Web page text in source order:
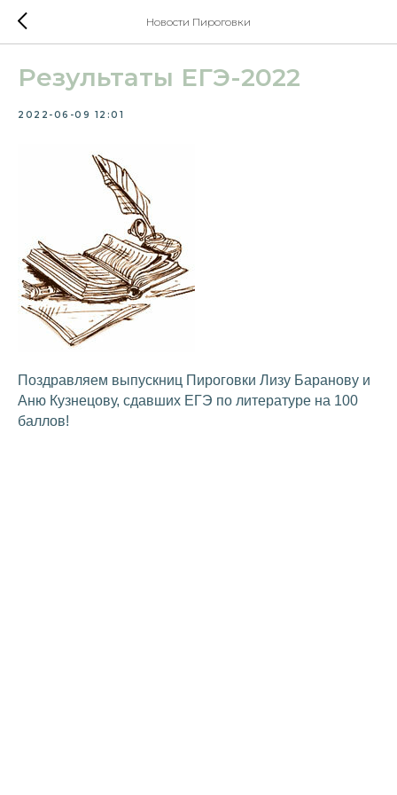
Новости Пироговки
Результаты ЕГЭ-2022
2022-06-09 12:01
Поздравляем выпускниц Пироговки Лизу Баранову и
Аню Кузнецову, сдавших ЕГЭ по литературе на 100
баллов!